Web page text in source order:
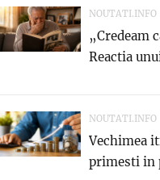
NOUTATI.INFO
„Credeam
Reactia
NOUTATI.INFO
Vechimea
primesti in